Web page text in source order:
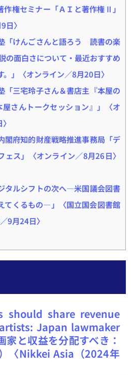
作権セミナー「ＡＩと著作権Ⅱ」
日〉
「けんごさんと語ろう 読書の楽
の面白さについて・最近おすすめ
」〈オンライン／8月20日〉
「三宅玲子さん＆書店主『本屋の
さんトークセッション』」〈オ
閣府知的財産戦略推進事務局「デ
ェス」〈オンライン／8月26日〉
タルシフトの次へ―米国議会図書
てくるもの―」〈国立国会図書館
9月24日〉
should share revenue
Japan lawmaker
家と収益を分配すべき：
〈Nikkei Asia（2024年